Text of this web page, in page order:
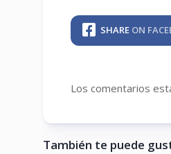
SHARE ON
Los comentarios
También te puede